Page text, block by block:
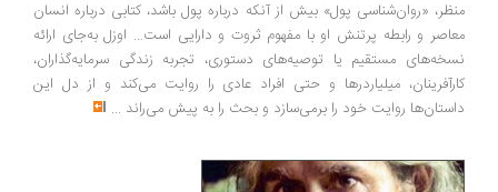
منظر، «روان‌شناسی پول» بیش از آنکه درباره پول باشد، کتابی درباره انسان
معاصر و رابطه پرتنش او با مفهوم ثروت و دارایی است... اوزل به‌جای ارائه
نسخه‌های مستقیم یا توصیه‌های دستوری، تجربه زندگی سرمایه‌گذاران،
کارآفرینان، میلیاردرها و حتی افراد عادی را روایت می‌کند و از دل این
داستان‌ها روایت خود را برمی‌سازد و بحث را به پیش می‌راند ...